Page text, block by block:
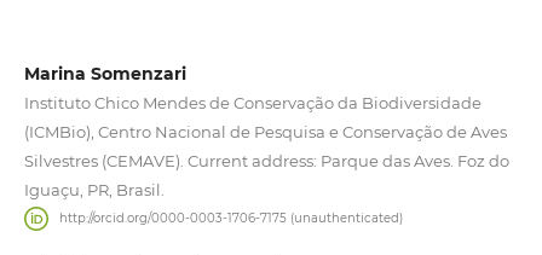
Marina Somenzari
Instituto Chico Mendes de Conservação da Biodiversidade
(ICMBio), Centro Nacional de Pesquisa e Conservação de Aves
Silvestres (CEMAVE). Current address: Parque das Aves. Foz do
Iguaçu, PR, Brasil.
http://orcid.org/0000-0003-1706-7175 (unauthenticated)